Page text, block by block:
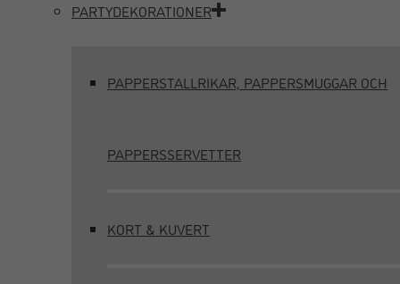
PARTYDEKORATIONER
PAPPERSTALLRIKAR, PAPPERSMUGGAR OCH
PAPPERSSERVETTER
KORT & KUVERT